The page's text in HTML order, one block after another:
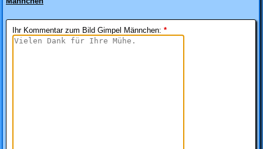
Ihr Kommentar zum Bild Gimpel Männchen: *